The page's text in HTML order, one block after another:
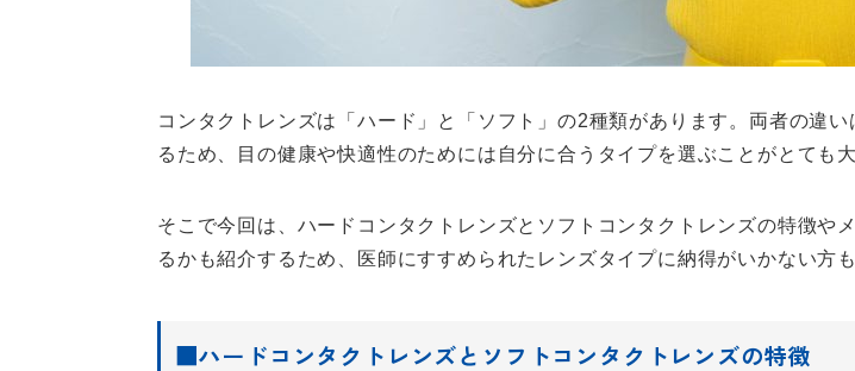
コンタクトレンズは「ハード」と「ソフト」の2種類があります。両者の違
るため、目の健康や快適性のためには自分に合うタイプを選ぶことがとても大
そこで今回は、ハードコンタクトレンズとソフトコンタクトレンズの特徴や
るかも紹介するため、医師にすすめられたレンズタイプに納得がいかない方
■ハードコンタクトレンズとソフトコンタクトレンズの特徴